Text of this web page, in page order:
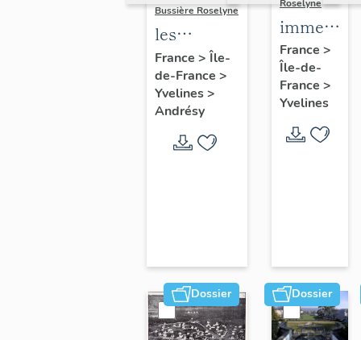
Bussière Roselyne
les
immeubles,
maisons et
fermes du
canton
d'Andrésy
France > Île-
de-France >
Yvelines>
Andrésy
Roselyne
maisons,
fermes
France >
Île-de-
France >
Yvelines
Dossier Dossier